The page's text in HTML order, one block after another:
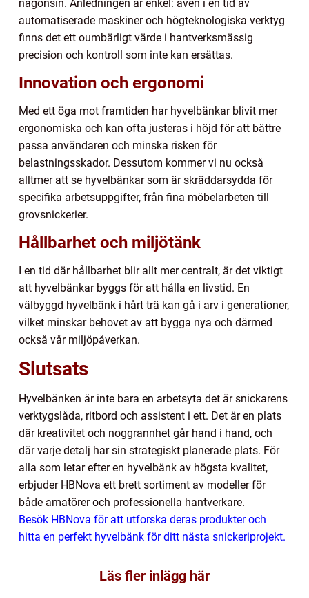
någonsin. Anledningen är enkel: även i en tid av
automatiserade maskiner och högteknologiska verktyg
finns det ett oumbärligt värde i hantverksmässig
precision och kontroll som inte kan ersättas.
Innovation och ergonomi
Med ett öga mot framtiden har hyvelbänkar blivit mer
ergonomiska och kan ofta justeras i höjd för att bättre
passa användaren och minska risken för
belastningsskador. Dessutom kommer vi nu också
alltmer att se hyvelbänkar som är skräddarsydda för
specifika arbetsuppgifter, från fina möbelarbeten till
grovsnickerier.
Hållbarhet och miljötänk
I en tid där hållbarhet blir allt mer centralt, är det viktigt
att hyvelbänkar byggs för att hålla en livstid. En
välbyggd hyvelbänk i hårt trä kan gå i arv i generationer,
vilket minskar behovet av att bygga nya och därmed
också vår miljöpåverkan.
Slutsats
Hyvelbänken är inte bara en arbetsyta det är snickarens
verktygslåda, ritbord och assistent i ett. Det är en plats
där kreativitet och noggrannhet går hand i hand, och
där varje detalj har sin strategiskt planerade plats. För
alla som letar efter en hyvelbänk av högsta kvalitet,
erbjuder HBNova ett brett sortiment av modeller för
både amatörer och professionella hantverkare.
Besök HBNova för att utforska deras produkter och
hitta en perfekt hyvelbänk för ditt nästa snickeriprojekt.
Läs fler inlägg här